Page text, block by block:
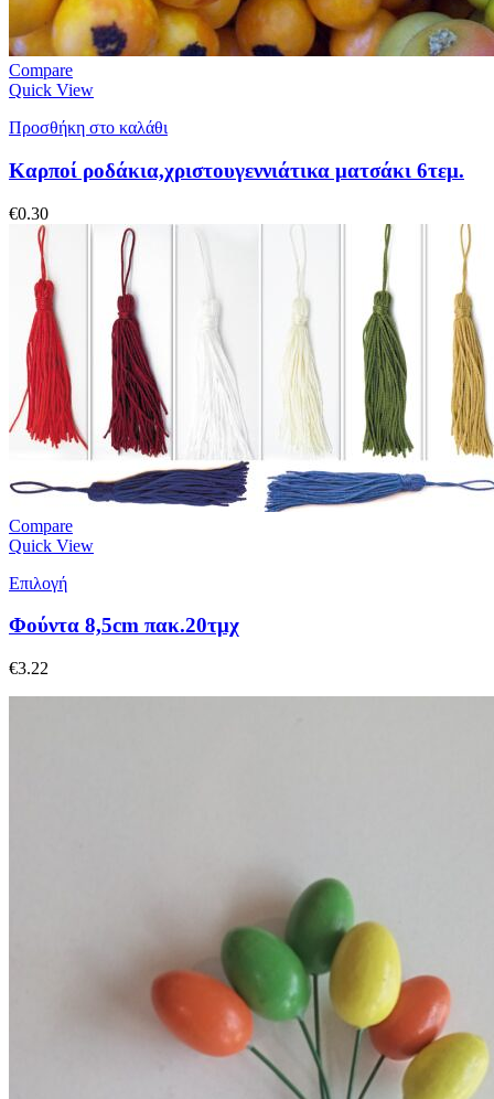
Compare
Quick View
Προσθήκη στο καλάθι
Καρποί ροδάκια,χριστουγεννιάτικα ματσάκι 6τεμ.
€0.30
Compare
Quick View
Επιλογή
Φούντα 8,5cm πακ.20τμχ
€3.22